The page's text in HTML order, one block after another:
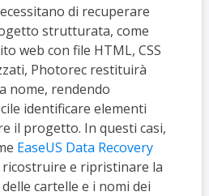
di recuperare
strutturata, come
web con file HTML, CSS
Photorec restituirà
nome, rendendo
identificare elementi
il progetto. In questi casi,
EaseUS Data Recovery
ricostruire e ripristinare la
cartelle e i nomi dei